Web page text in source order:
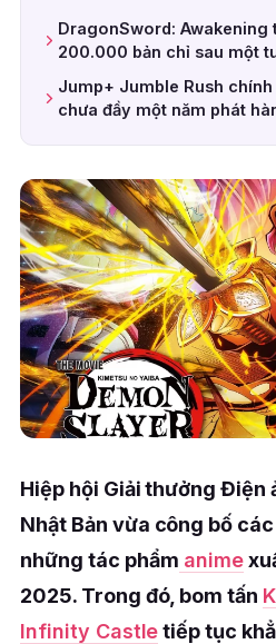
DragonSword: Awakening
200.000 bản chỉ sau một
Jump+ Jumble Rush
chưa đầy một năm phát
Hiệp hội Giải thưởng Điện
Nhật Bản vừa công bố
những tác phẩm anime
2025. Trong đó, bom tấn
Infinity Castletiếp tục